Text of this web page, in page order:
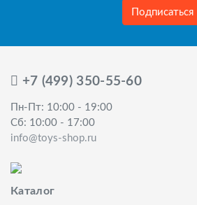
Подписаться
+7 (499) 350-55-60
Пн-Пт: 10:00 - 19:00
Сб: 10:00 - 17:00
info@toys-shop.ru
Каталог